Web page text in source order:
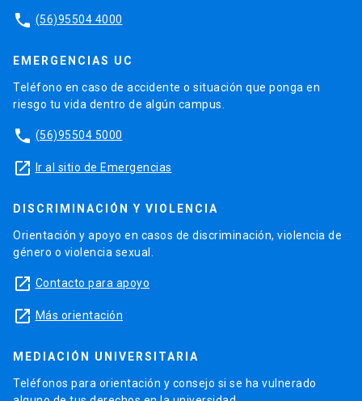
phone (56)95504 4000
EMERGENCIAS UC
Teléfono en caso de accidente o situación que ponga en
riesgo tu vida dentro de algún campus.
phone (56)95504 5000
launch Ir al sitio de Emergencias
DISCRIMINACIÓN Y VIOLENCIA
Orientación y apoyo en casos de discriminación, violencia de
género o violencia sexual.
launch Contacto para apoyo
launch Más orientación
MEDIACIÓN UNIVERSITARIA
Teléfonos para orientación y consejo si se ha vulnerado